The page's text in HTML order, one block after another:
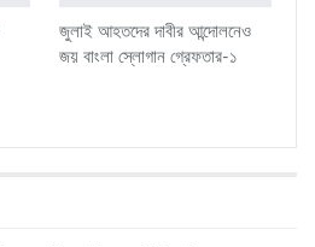
জুলাই আহতদের দাবীর আন্দোলনেও
জয় বাংলা স্লোগান গ্রেফতার-১